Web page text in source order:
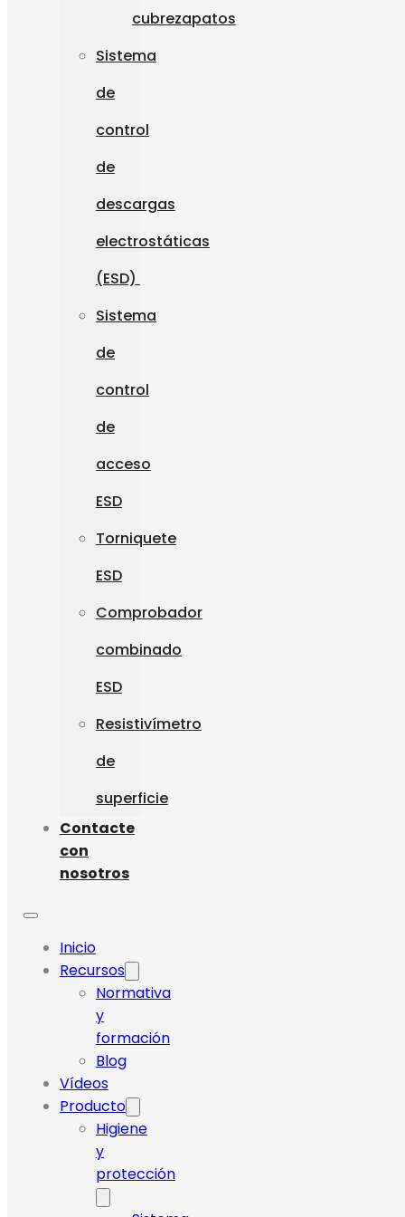
cubrezapatos
Sistema
de
control
de
descargas
electrostáticas
(ESD)
Sistema
de
control
de
acceso
ESD
Torniquete
ESD
Comprobador
combinado
ESD
Resistivímetro
de
superficie
Contacte
con
nosotros
Inicio
Recursos
Normativa
y
formación
Blog
Vídeos
Producto
Higiene
y
protección